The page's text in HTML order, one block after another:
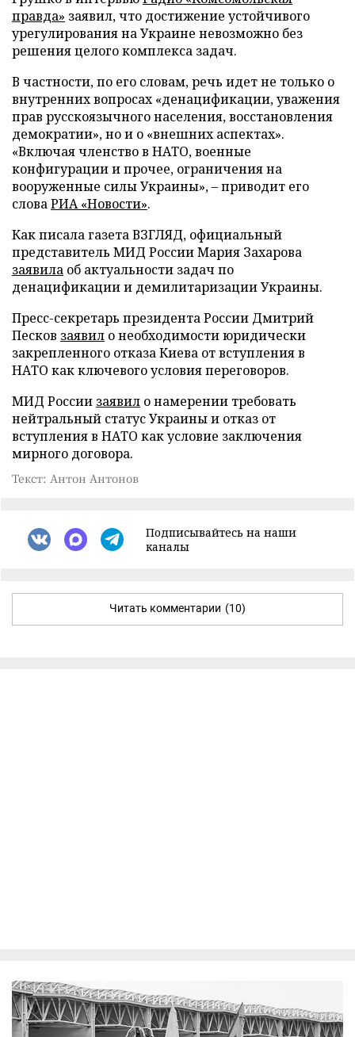
правда» заявил, что достижение устойчивого
урегулирования на Украине невозможно без
решения целого комплекса задач.
В частности, по его словам, речь идет не только о
внутренних вопросах «денацификации, уважения
прав русскоязычного населения, восстановления
демократии», но и о «внешних аспектах».
«Включая членство в НАТО, военные
конфигурации и прочее, ограничения на
вооруженные силы Украины», – приводит его
словаРИА «Новости».
Как писала газета ВЗГЛЯД, официальный
представитель МИД России Мария Захарова
заявила об актуальности задач по
денацификации и демилитаризации Украины.
Пресс-секретарь президента России Дмитрий
Песков заявил о необходимости юридически
закрепленного отказа Киева от вступления в
НАТО как ключевого условия переговоров.
МИД России заявил о намерении требовать
нейтральный статус Украины и отказ от
вступления в НАТО как условие заключения
мирного договора.
Текст: Антон Антонов
Подписывайтесь на наши
каналы
Читать комментарии (10)